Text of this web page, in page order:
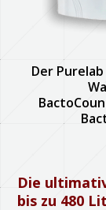
Der
Die
bis zu 480